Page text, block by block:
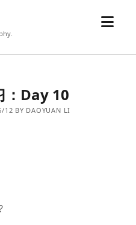
open
：Day 10
12 BY DAOYUAN LI